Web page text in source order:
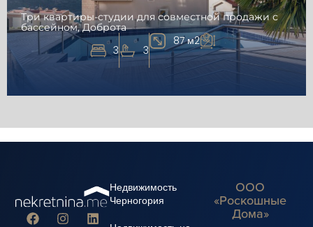
Три квартиры-студии для совместной продажи с
бассейном, Доброта
3 3
87 м2
Недвижимость
Черногория
ООО
«Роскошные
Дома»